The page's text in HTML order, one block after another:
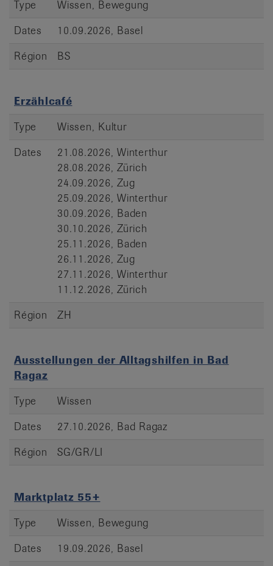
Type
Wissen, Bewegung
Dates
10.09.2026, Basel
Région
BS
Erzählcafé
Type
Wissen, Kultur
Dates
21.08.2026, Winterthur
28.08.2026, Zürich
24.09.2026, Zug
25.09.2026, Winterthur
30.09.2026, Baden
30.10.2026, Zürich
25.11.2026, Baden
26.11.2026, Zug
27.11.2026, Winterthur
11.12.2026, Zürich
Région
ZH
Ausstellungen der Alltagshilfen in Bad
Ragaz
Type
Wissen
Dates
27.10.2026, Bad Ragaz
Région
SG/GR/LI
Marktplatz 55+
Type
Wissen, Bewegung
Dates
19.09.2026, Basel